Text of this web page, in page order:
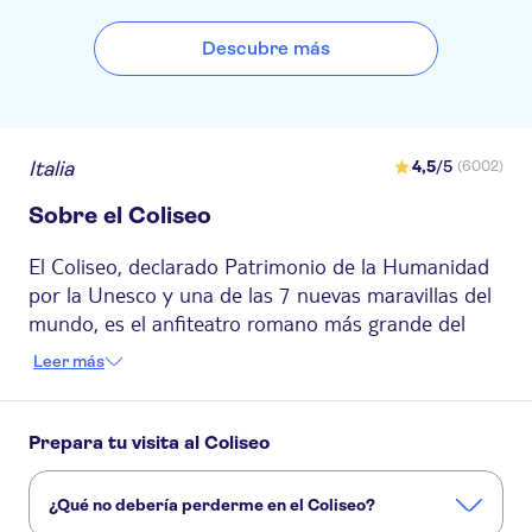
OCEANIA
Hotel Centro Cavour
Hotel Farini
B&B Hotel Roma San Lorenzo
Termini
Portfolio Hotel
Floris Hotel
Descubre más
Italia 4,5/5 (6002)
Sobre el Coliseo
El Coliseo, declarado Patrimonio de la Humanidad
por la Unesco y una de las 7 nuevas maravillas del
mundo, es el anfiteatro romano más grande del
planeta. Situado en el corazón de
debes no te puedes perder.
Esta obra de arte arquitectónica, que se conocía
antiguamente como Anfiteatro Flavio, se construyó
entre los años 70 y 72 d. C. a instancias del
emperador Vespasiano y se convirtió en el primer
Leer más
Prepara tu visita al Coliseo
¿Qué no debería perderme en el Coliseo?